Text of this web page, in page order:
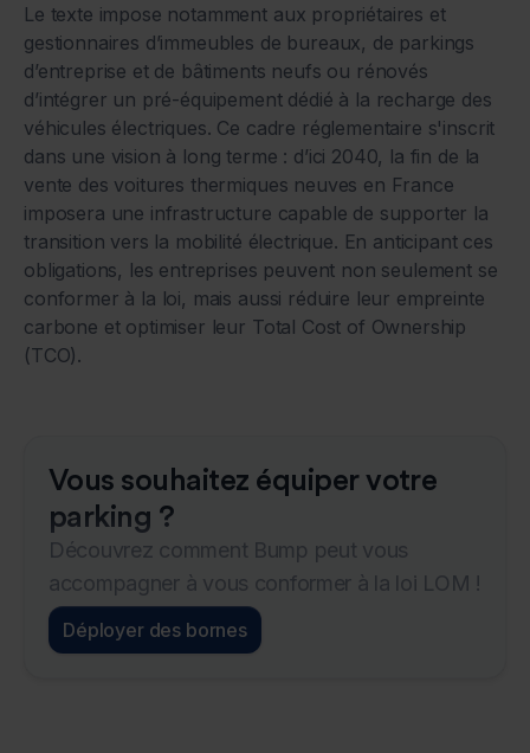
Le texte impose notamment aux propriétaires et
gestionnaires d’immeubles de bureaux, de parkings
d’entreprise et de bâtiments neufs ou rénovés
d’intégrer un pré-équipement dédié à la recharge des
véhicules électriques. Ce cadre réglementaire s'inscrit
dans une vision à long terme : d’ici 2040, la fin de la
vente des voitures thermiques neuves en France
imposera une infrastructure capable de supporter la
transition vers la mobilité électrique. En anticipant ces
obligations, les entreprises peuvent non seulement se
conformer à la loi, mais aussi réduire leur empreinte
carbone et optimiser leur Total Cost of Ownership
(TCO).
Vous souhaitez équiper votre
parking ?
Découvrez comment Bump peut vous
accompagner à vous conformer à la loi LOM !
Déployer des bornes